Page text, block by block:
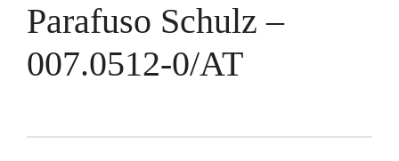
Parafuso Schulz –
007.0512-0/AT